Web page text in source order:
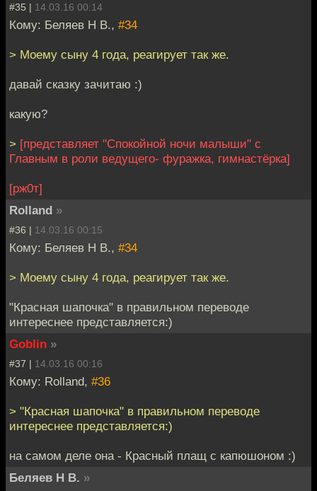
#35 | 14.03.16 00:14
Кому: Беляев Н В., #34
> Моему сыну 4 года, реагирует так же.
давай сказку зачитаю :)
какую?
> [представляет "Спокойной ночи малыши" с
Главным в роли ведущего- фуражка, гимнастёрка]
[рж0т]
Rolland »
#36 | 14.03.16 00:15
Кому: Беляев Н В., #34
> Моему сыну 4 года, реагирует так же.
"Красная шапочка" в правильном переводе
интереснее представляется:)
Goblin »
#37 | 14.03.16 00:16
Кому: Rolland, #36
> "Красная шапочка" в правильном переводе
интереснее представляется:)
на самом деле она - Красный плащ с капюшоном :)
Беляев Н В. »